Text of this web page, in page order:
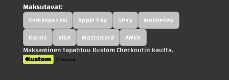
Maksutavat:
Verkkopankki Apple Pay GPay
MobilePay
Klarna
VISA Mastercard AMEX
Maksaminen tapahtuu Kustom Checkoutin kautta.